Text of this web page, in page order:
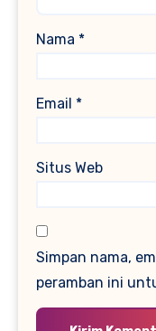
Nama *
Email *
Situs Web
Simpan nama,
peramban ini